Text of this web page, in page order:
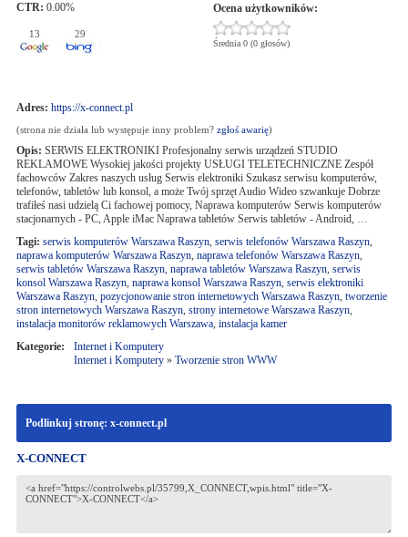
CTR: 0.00%
13 29
Ocena użytkowników:
Średnia 0 (0 głosów)
Adres: https://x-connect.pl
(strona nie działa lub występuje inny problem? zgłoś awarię)
Opis: SERWIS ELEKTRONIKI Profesjonalny serwis urządzeń STUDIO
REKLAMOWE Wysokiej jakości projekty USŁUGI TELETECHNICZNE Zespół
fachowców Zakres naszych usług Serwis elektroniki Szukasz serwisu komputerów,
telefonów, tabletów lub konsol, a może Twój sprzęt Audio Wideo szwankuje Dobrze
trafiłeś nasi udzielą Ci fachowej pomocy, Naprawa komputerów Serwis komputerów
stacjonarnych - PC, Apple iMac Naprawa tabletów Serwis tabletów - Android, …
Tagi: serwis komputerów Warszawa Raszyn, serwis telefonów Warszawa Raszyn,
naprawa komputerów Warszawa Raszyn, naprawa telefonów Warszawa Raszyn,
serwis tabletów Warszawa Raszyn, naprawa tabletów Warszawa Raszyn, serwis
konsol Warszawa Raszyn, naprawa konsol Warszawa Raszyn, serwis elektroniki
Warszawa Raszyn, pozycjonowanie stron internetowych Warszawa Raszyn, tworzenie
stron internetowych Warszawa Raszyn, strony internetowe Warszawa Raszyn,
instalacja monitorów reklamowych Warszawa, instalacja kamer
Kategorie:
Internet i Komputery
Internet i Komputery» Tworzenie stron WWW
Podlinkuj stronę: x-connect.pl
X-CONNECT